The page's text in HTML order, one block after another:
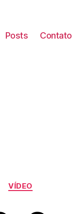
Posts Contato
VÍDEO